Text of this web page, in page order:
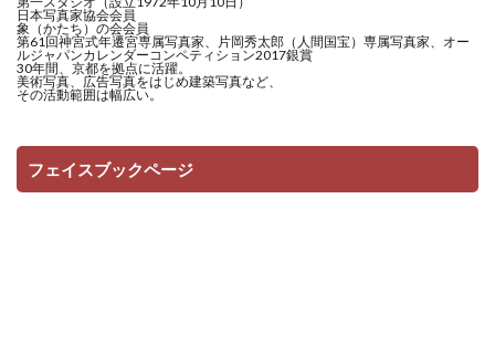
日本写真家協会会員
象（かたち）の会会員
第61回神宮式年遷宮専属写真家、片岡秀太郎（人間国宝）専属写真家、オー
ルジャパンカレンダーコンペティション2017銀賞
30年間、京都を拠点に活躍。
美術写真、広告写真をはじめ建築写真など、
その活動範囲は幅広い。
フェイスブックページ